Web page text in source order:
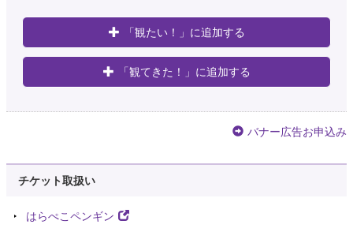
「観たい！」に追加する
「観てきた！」に追加する
バナー広告お申込み
チケット取扱い
はらぺこペンギン